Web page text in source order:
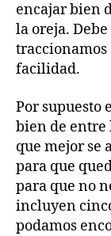
encajar bien
la oreja.
traccionamos
facilidad.
Por supuesto
bien de entre
que mejor se
para que
para que no
incluyen
podamos